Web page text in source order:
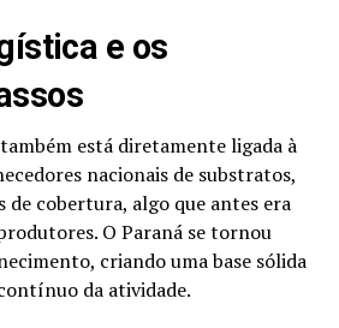
e os
está diretamente ligada à
nacionais de substratos,
de cobertura, algo que antes era
O Paraná se tornou
criando uma base sólida
da atividade.